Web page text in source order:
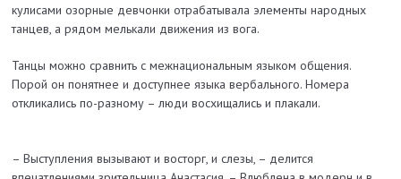
кулисами озорные девчонки отрабатывала элементы народных
танцев, а рядом мелькали движения из вога.
Танцы можно сравнить с межнациональным языком общения.
Порой он понятнее и доступнее языка вербального. Номера
откликались по-разному – люди восхищались и плакали.
– Выступления вызывают и восторг, и слезы, – делится